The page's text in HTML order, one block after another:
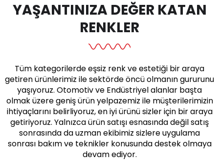
YAŞANTINIZA DEĞER KATAN
RENKLER
Tüm kategorilerde eşsiz renk ve estetiği bir araya
getiren ürünlerimiz ile sektörde öncü olmanın gururunu
yaşıyoruz. Otomotiv ve Endüstriyel alanlar başta
olmak üzere geniş ürün yelpazemiz ile müşterilerimizin
ihtiyaçlarını belirliyoruz, en iyi ürünü sizler için bir araya
getiriyoruz. Yalnızca ürün satışı esnasında değil satış
sonrasında da uzman ekibimiz sizlere uygulama
sonrası bakım ve teknikler konusunda destek olmaya
devam ediyor.